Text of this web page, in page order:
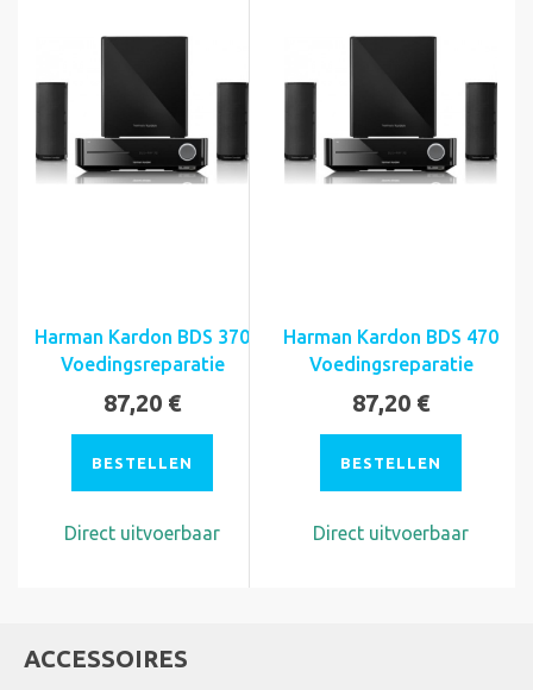
Harman Kardon BDS 370
Voedingsreparatie
87,20 €
BESTELLEN
Direct uitvoerbaar
Harman Kardon BDS 470
Voedingsreparatie
87,20 €
BESTELLEN
Direct uitvoerbaar
ACCESSOIRES